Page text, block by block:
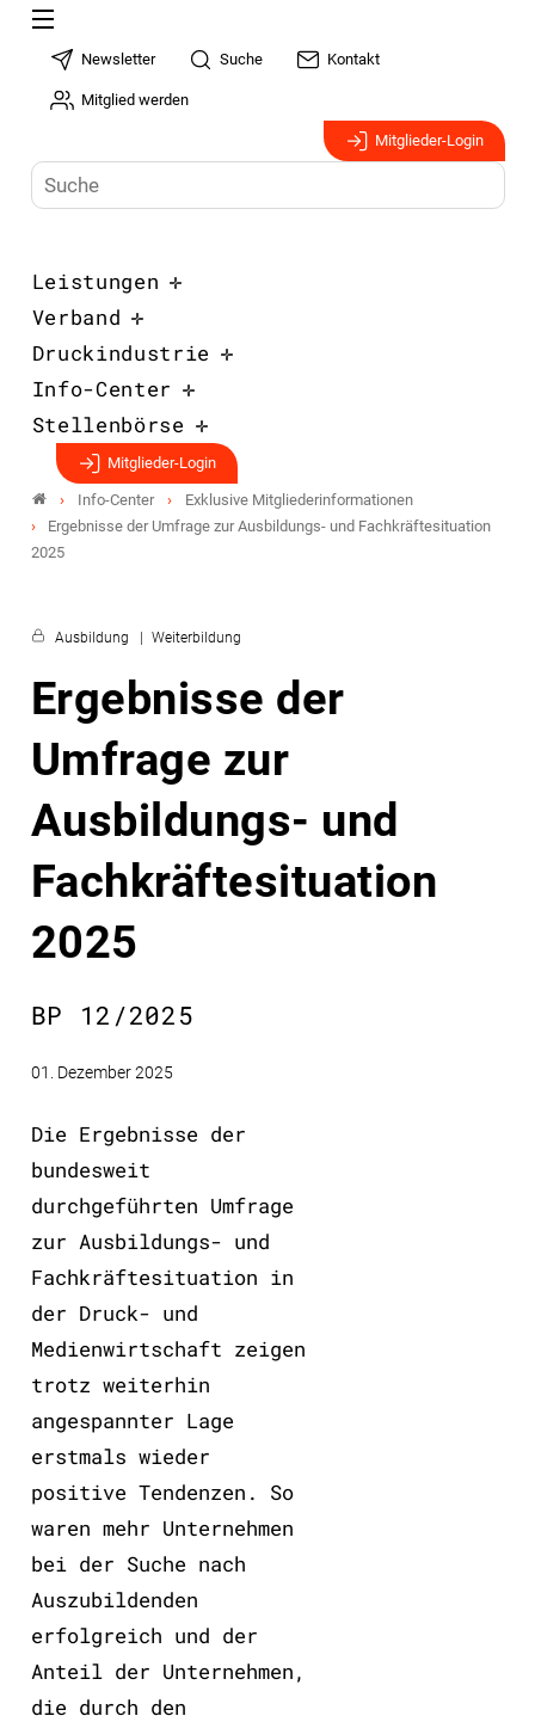
Newsletter Suche Kontakt
Mitglied werden
Mitglieder-Login
Leistungen
Verband
Druckindustrie
Info-Center
Stellenbörse
Mitglieder-Login
Info-Center
Exklusive Mitgliederinformationen
Ergebnisse der Umfrage zur Ausbildungs- und Fachkräftesituation
2025
Ausbildung Weiterbildung
Ergebnisse der
Umfrage zur
Ausbildungs- und
Fachkräftesituation
2025
BP 12/2025
01. Dezember 2025
Die Ergebnisse der
bundesweit
durchgeführten Umfrage
zur Ausbildungs- und
Fachkräftesituation in
der Druck- und
Medienwirtschaft zeigen
trotz weiterhin
angespannter Lage
erstmals wieder
positive Tendenzen. So
waren mehr Unternehmen
bei der Suche nach
Auszubildenden
erfolgreich und der
Anteil der Unternehmen,
die durch den